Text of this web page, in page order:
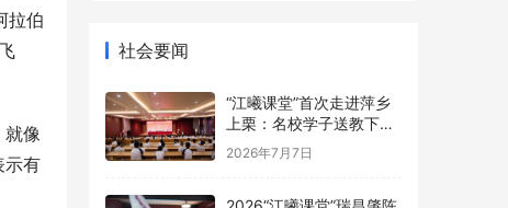
拉伯
就像
示有
点亮乡村少年暑期梦
2026年7月7日